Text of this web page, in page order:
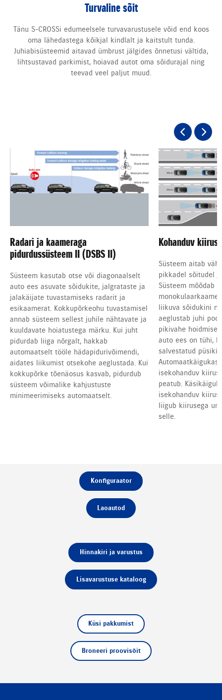
Turvaline sõit
Tänu S-CROSSi edumeelsele turvavarustusele võid end koos
oma lähedastega kõikjal kindlalt ja kaitstult tunda.
Juhiabisüsteemid aitavad ümbrust jälgides õnnetusi vältida,
lihtsustavad parkimist, hoiavad autot oma sõidurajal ning
teevad veel paljut muud.
Radari ja kaameraga
pidurdussüsteem II (DSBS II)
Süsteem kasutab otse või diagonaalselt
auto ees asuvate sõidukite, jalgrataste ja
jalakäijate tuvastamiseks radarit ja
esikaamerat. Kokkupõrkeohu tuvastamisel
annab süsteem sellest juhile nähtavate ja
kuuldavate hoiatustega märku. Kui juht
pidurdab liiga nõrgalt, hakkab
automaatselt tööle hädapidurivõimendi,
aidates liikumist otsekohe aeglustada. Kui
kokkupõrke tõenäosus kasvab, pidurdub
süsteem võimalike kahjustuste
minimeerimiseks automaatselt.
Kohanduv
Süsteem aitab
pikkadel sõitudel
Süsteem mõõdab
liikuva sõidukini
aeglustab juhi
pikivahe
auto ees on tühi,
salvestatud
isekohanduv
peatub.
isekohanduv
liigub kiirusega
selle.
Konfiguraator
Laoautod
Hinnakiri ja varustus
Lisavarustuse kataloog
Küsi pakkumist
Broneeri proovisõit